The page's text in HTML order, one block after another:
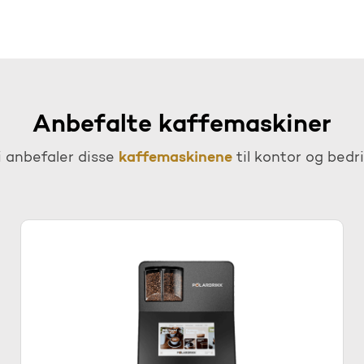
Anbefalte kaffemaskiner
anbefaler disse kaffemaskinenetil kontor og